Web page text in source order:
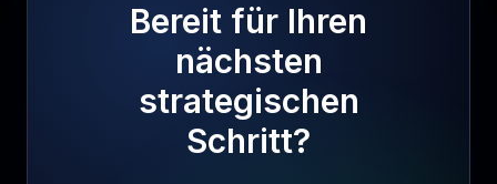
Bereit für Ihren
nächsten
strategischen
Schritt?